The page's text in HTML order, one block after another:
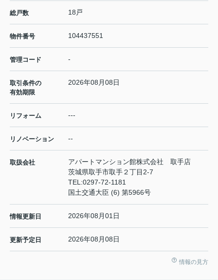
総戸数 18戸
物件番号 104437551
管理コード -
取引条件の
有効期限
2026年08月08日
リフォーム ---
リノベーション --
取扱会社
アパートマンション館株式会社 取手店
茨城県取手市取手２丁目2-7
TEL:0297-72-1181
国土交通大臣 (6) 第5966号
情報更新日 2026年08月01日
更新予定日 2026年08月08日
情報の見方